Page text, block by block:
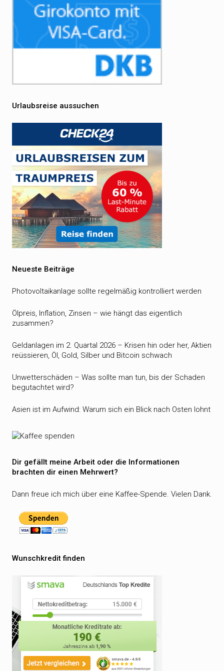
Urlaubsreise aussuchen
Neueste Beiträge
Photovoltaikanlage sollte regelmäßig kontrolliert werden
Ölpreis, Inflation, Zinsen – wie hängt das eigentlich
zusammen?
Geldanlagen im 2. Quartal 2026 – Krisen hin oder her, Aktien
reüssieren, Öl, Gold, Silber und Bitcoin schwach
Unwetterschäden – Was sollte man tun, bis der Schaden
begutachtet wird?
Asien ist im Aufwind: Warum sich ein Blick nach Osten lohnt
Dir gefällt meine Arbeit oder die Informationen
brachten dir einen Mehrwert?
Dann freue ich mich über eine Kaffee-Spende. Vielen Dank.
Wunschkredit finden